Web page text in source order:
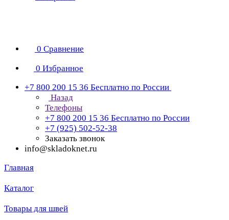
0 Сравнение
0 Избранное
+7 800 200 15 36 Бесплатно по России
Назад
Телефоны
+7 800 200 15 36 Бесплатно по России
+7 (925) 502-52-38
Заказать звонок
info@skladoknet.ru
Главная
Каталог
Товары для швей